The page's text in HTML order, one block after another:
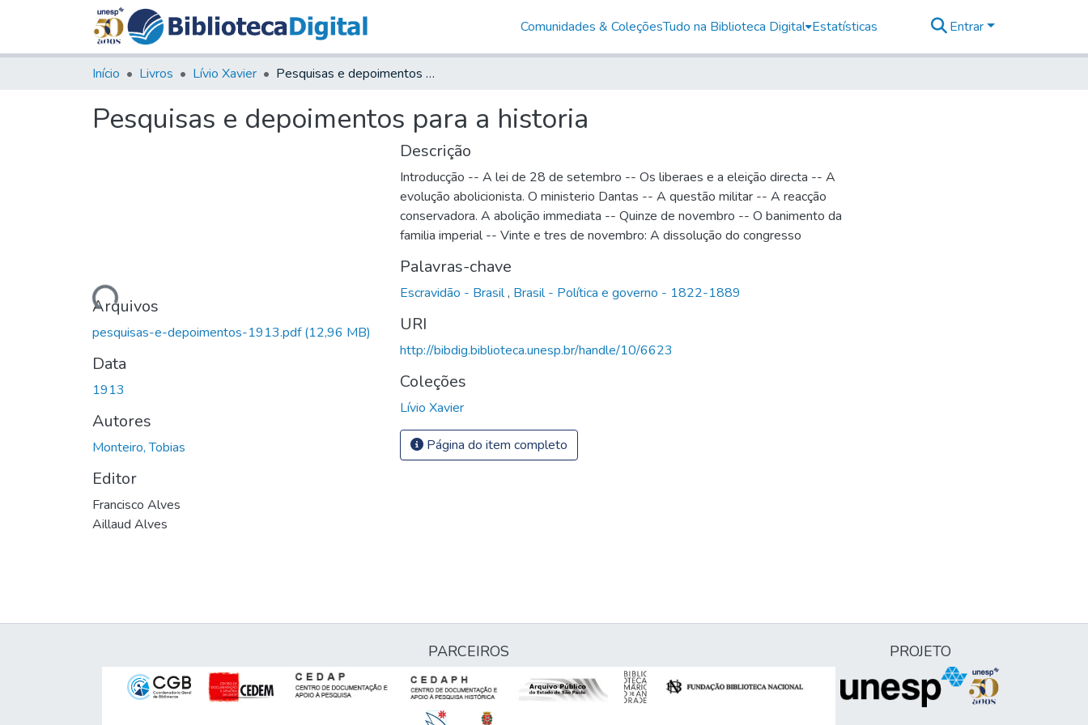
Comunidades & ColeçõesTudo na Biblioteca Digital Estatísticas Entrar
Início Livros Lívio Xavier Pesquisas e depoimentos para a historia
Pesquisas e depoimentos para a historia
Carregando...Arquivos
pesquisas-e-depoimentos-1913.pdf(12,96 MB)
Data
1913
Autores
Monteiro, Tobias
Editor
Francisco Alves
Aillaud Alves
Descrição
Introducção -- A lei de 28 de setembro -- Os liberaes e a eleição directa -- A
evolução abolicionista. O ministerio Dantas -- A questão militar -- A reacção
conservadora. A abolição immediata -- Quinze de novembro -- O banimento da
familia imperial -- Vinte e tres de novembro: A dissolução do congresso
Palavras-chave
Escravidão - Brasil, Brasil - Política e governo - 1822-1889
URI
http://bibdig.biblioteca.unesp.br/handle/10/6623
Coleções
Lívio Xavier
Página do item completo
PARCEIROS PROJETO